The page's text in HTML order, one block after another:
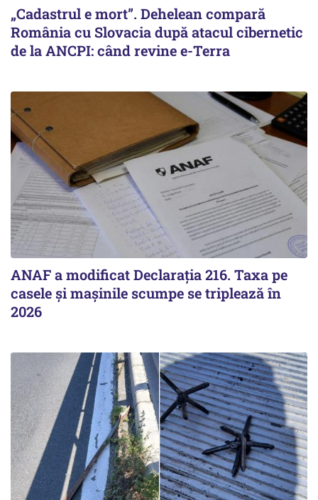
„Cadastrul e mort”. Dehelean compară
România cu Slovacia după atacul cibernetic
de la ANCPI: când revine e-Terra
ANAF a modificat Declarația 216. Taxa pe
casele și mașinile scumpe se triplează în
2026